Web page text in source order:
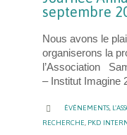
septembre
Nous avons le
organiserons la
l’Association
– Institut Imagine
 CATEGORY
ÉVÉNEMENTS,
RECHERCHE, PKD